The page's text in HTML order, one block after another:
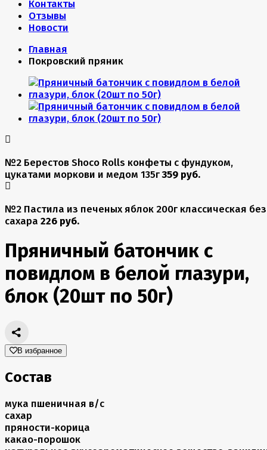
Контакты
Отзывы
Новости
Главная
Покровский пряник
№2 Берестов Shoco Rolls конфеты с фундуком,
цукатами моркови и медом 135г359 руб.
№2 Пастила из печеных яблок 200г классическая без
сахара 226 руб.
Пряничный батончик с
повидлом в белой глазури,
блок (20шт по 50г)
В избранное
Состав
мука пшеничная в/с
сахар
пряности-корица
какао-порошок